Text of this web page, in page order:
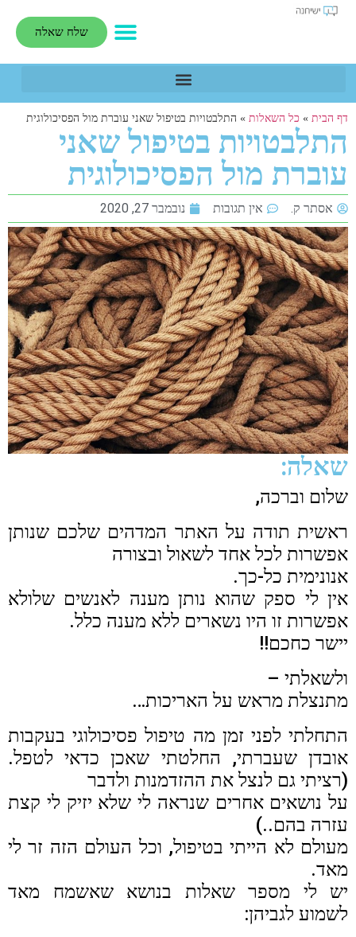
שלח שאלה
דף הבית » כל השאלות » התלבטויות בטיפול שאני עוברת מול הפסיכולוגית
התלבטויות בטיפול שאני
עוברת מול הפסיכולוגית
אסתר ק. אין תגובות נובמבר 27, 2020
שאלה:
שלום וברכה,
ראשית תודה על האתר המדהים שלכם שנותן
אפשרות לכל אחד לשאול ובצורה
אנונימית כל-כך.
אין לי ספק שהוא נותן מענה לאנשים שלולא
אפשרות זו היו נשארים ללא מענה כלל.
יישר כחכם!!
ולשאלתי –
מתנצלת מראש על האריכות…
התחלתי לפני זמן מה טיפול פסיכולוגי בעקבות
אובדן שעברתי, החלטתי שאכן כדאי לטפל.
(רציתי גם לנצל את ההזדמנות ולדבר
על נושאים אחרים שנראה לי שלא יזיק לי קצת
עזרה בהם..)
מעולם לא הייתי בטיפול, וכל העולם הזה זר לי
מאד.
יש לי מספר שאלות בנושא שאשמח מאד
לשמוע לגביהן: